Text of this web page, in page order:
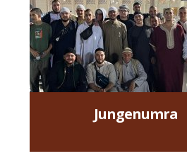
Jungenumra
mehr »